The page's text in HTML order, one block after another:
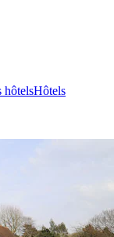
hôtelsHôtels